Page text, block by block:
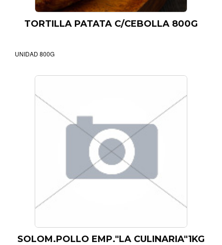
TORTILLA PATATA C/CEBOLLA 800G
UNIDAD 800G
SOLOM.POLLO EMP."LA CULINARIA"1KG